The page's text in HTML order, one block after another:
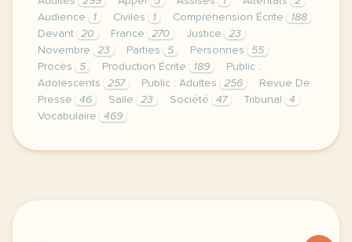
Audience
1 Civiles 1 Compréhension Écrite
188
Devant
20 France 270 Justice
23
Novembre
23 Parties 5 Personnes
55
Procès
5 Production Écrite 189
Public :
Adolescents
257 Public : Adultes 256
Revue De
Presse
46 Salle 23 Société 47 Tribunal
4
Vocabulaire
469
le proces des attentats du 13 novembre a